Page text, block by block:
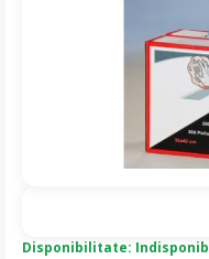
Disponibilitate: